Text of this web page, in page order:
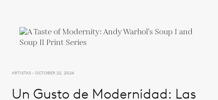
ARTISTAS - OCTOBER 22, 2024
Un Gusto de Modernidad: Las